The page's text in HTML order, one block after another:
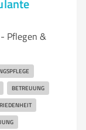
Pflegen &
BETREUUNG